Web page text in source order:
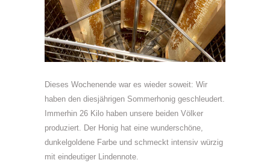
Dieses Wochenende war es wieder soweit: Wir
haben den diesjährigen Sommerhonig geschleudert.
Immerhin 26 Kilo haben unsere beiden Völker
produziert. Der Honig hat eine wunderschöne,
dunkelgoldene Farbe und schmeckt intensiv würzig
mit eindeutiger Lindennote.